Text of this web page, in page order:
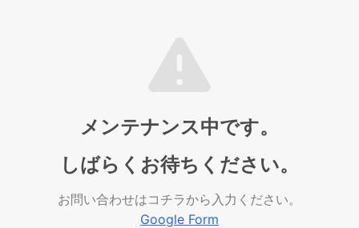
メンテナンス中です。
しばらくお待ちください。
お問い合わせはコチラから入力ください。
Google Form